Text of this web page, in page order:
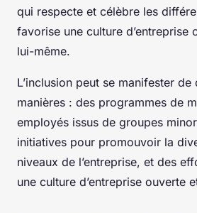
qui respecte et célèbre les
favorise une culture d’entreprise
lui-même.
L’inclusion peut se manifester de
manières : des programmes de
employés issus de groupes
initiatives pour promouvoir la
niveaux de l’entreprise, et des
une culture d’entreprise ouverte